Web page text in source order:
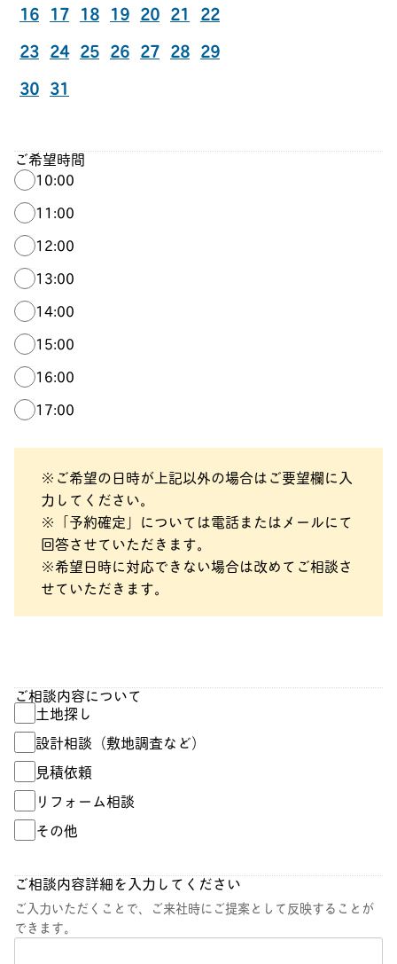
16 17 18 19 20 21 22
23 24 25 26 27 28 29
30 31
ご希望時間
10:00
11:00
12:00
13:00
14:00
15:00
16:00
17:00
※ご希望の日時が上記以外の場合はご要望欄に入
力してください。
※「予約確定」については電話またはメールにて
回答させていただきます。
※希望日時に対応できない場合は改めてご相談さ
せていただきます。
ご相談内容について
土地探し
設計相談（敷地調査など）
見積依頼
リフォーム相談
その他
ご相談内容詳細を入力してください
ご入力いただくことで、ご来社時にご提案として反映することが
できます。